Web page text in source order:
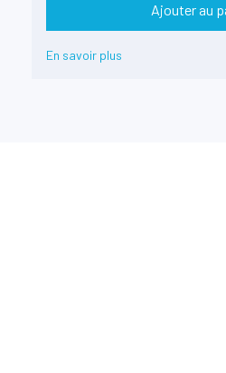
Ajouter au
En savoir plus